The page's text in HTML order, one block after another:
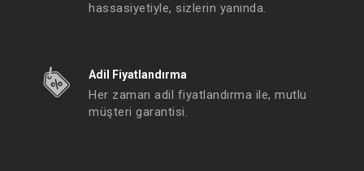
hassasiyetiyle, sizlerin yanında.
Adil Fiyatlandırma
Her zaman adil fiyatlandırma ile, mutlu
müşteri garantisi.